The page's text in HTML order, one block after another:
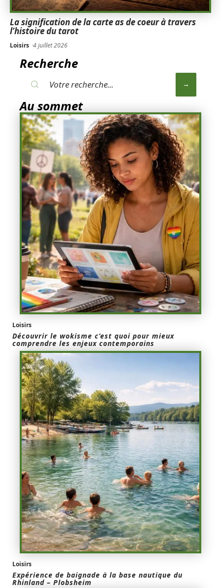
La signification de la carte as de coeur à travers
l’histoire du tarot
Loisirs 4 juillet 2026
Recherche
Au sommet
Loisirs
Découvrir le wokisme c’est quoi pour mieux
comprendre les enjeux contemporains
Loisirs
Expérience de baignade à la base nautique du
Rhinland – Plobsheim